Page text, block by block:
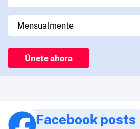
Únete ahora
Facebook posts